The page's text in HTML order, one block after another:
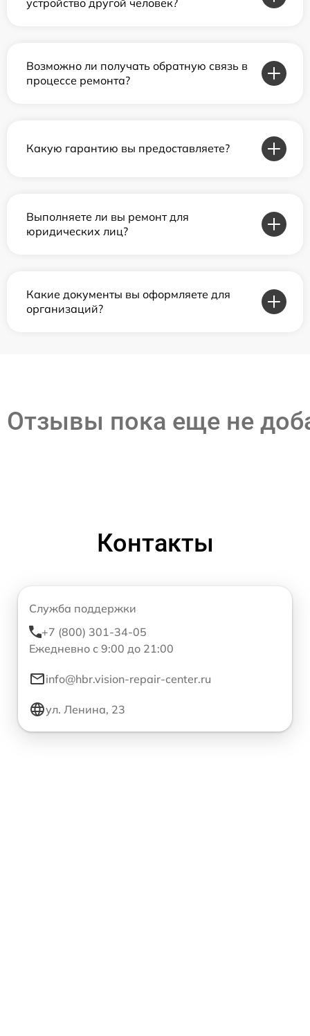
Возможно ли получать обратную связь в
процессе ремонта?
Какую гарантию вы предоставляете?
Выполняете ли вы ремонт для
юридических лиц?
Какие документы вы оформляете для
организаций?
Отзывы пока еще не
Контакты
Служба поддержки
+7 (800) 301-34-05
Ежедневно с 9:00 до 21:00
info@hbr.vision-repair-center.ru
ул. Ленина, 23